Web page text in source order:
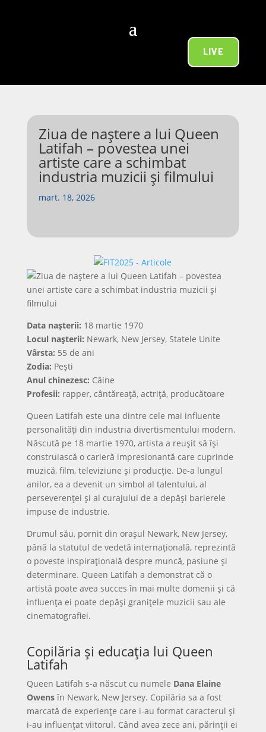
LIVE
Ziua de naștere a lui Queen
Latifah – povestea unei
artiste care a schimbat
industria muzicii și filmului
mart. 18, 2026
Data nașterii: 18 martie 1970
Locul nașterii: Newark, New Jersey, Statele Unite
Vârsta: 55 de ani
Zodia: Pești
Anul chinezesc: Câine
Profesii: rapper, cântăreață, actriță, producătoare
Queen Latifah este una dintre cele mai influente
personalități din industria divertismentului modern.
Născută pe 18 martie 1970, artista a reușit să își
construiască o carieră impresionantă care cuprinde
muzică, film, televiziune și producție. De-a lungul
anilor, ea a devenit un simbol al talentului, al
perseverenței și al curajului de a depăși barierele
impuse de industrie.
Drumul său, pornit din orașul Newark, New Jersey,
până la statutul de vedetă internațională, reprezintă
o poveste inspirațională despre muncă, pasiune și
determinare. Queen Latifah a demonstrat că o
artistă poate avea succes în mai multe domenii și că
influența ei poate depăși granițele muzicii sau ale
cinematografiei.
Copilăria și educația lui Queen
Latifah
Queen Latifah s-a născut cu numele Dana Elaine
Owensîn Newark, New Jersey. Copilăria sa a fost
marcată de experiențe care i-au format caracterul și
i-au influențat viitorul. Când avea zece ani, părinții ei